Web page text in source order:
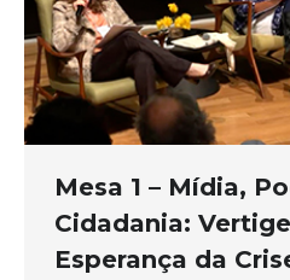
Mesa 1 – Mídia,
Cidadania:
Esperança da